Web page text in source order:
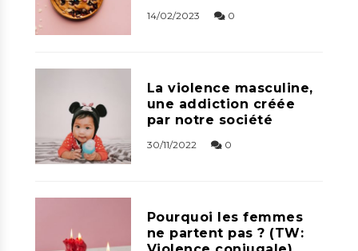
14/02/2023 0
La violence masculine,
une addiction créée
par notre société
30/11/2022 0
Pourquoi les femmes
ne partent pas ? (TW: